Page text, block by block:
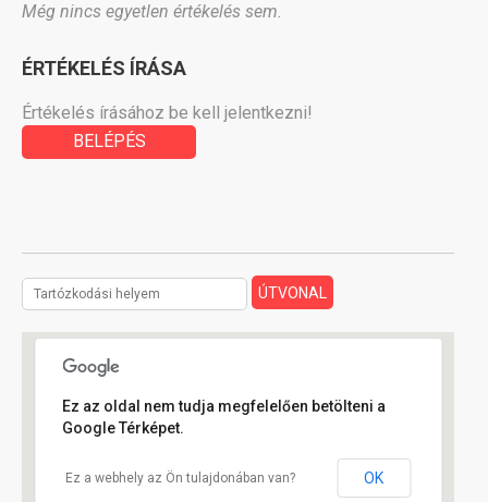
Még nincs egyetlen értékelés sem.
ÉRTÉKELÉS ÍRÁSA
Értékelés írásához be kell jelentkezni!
BELÉPÉS
Ez az oldal nem tudja megfelelően betölteni a
Google Térképet.
Ez a webhely az Ön tulajdonában van? OK